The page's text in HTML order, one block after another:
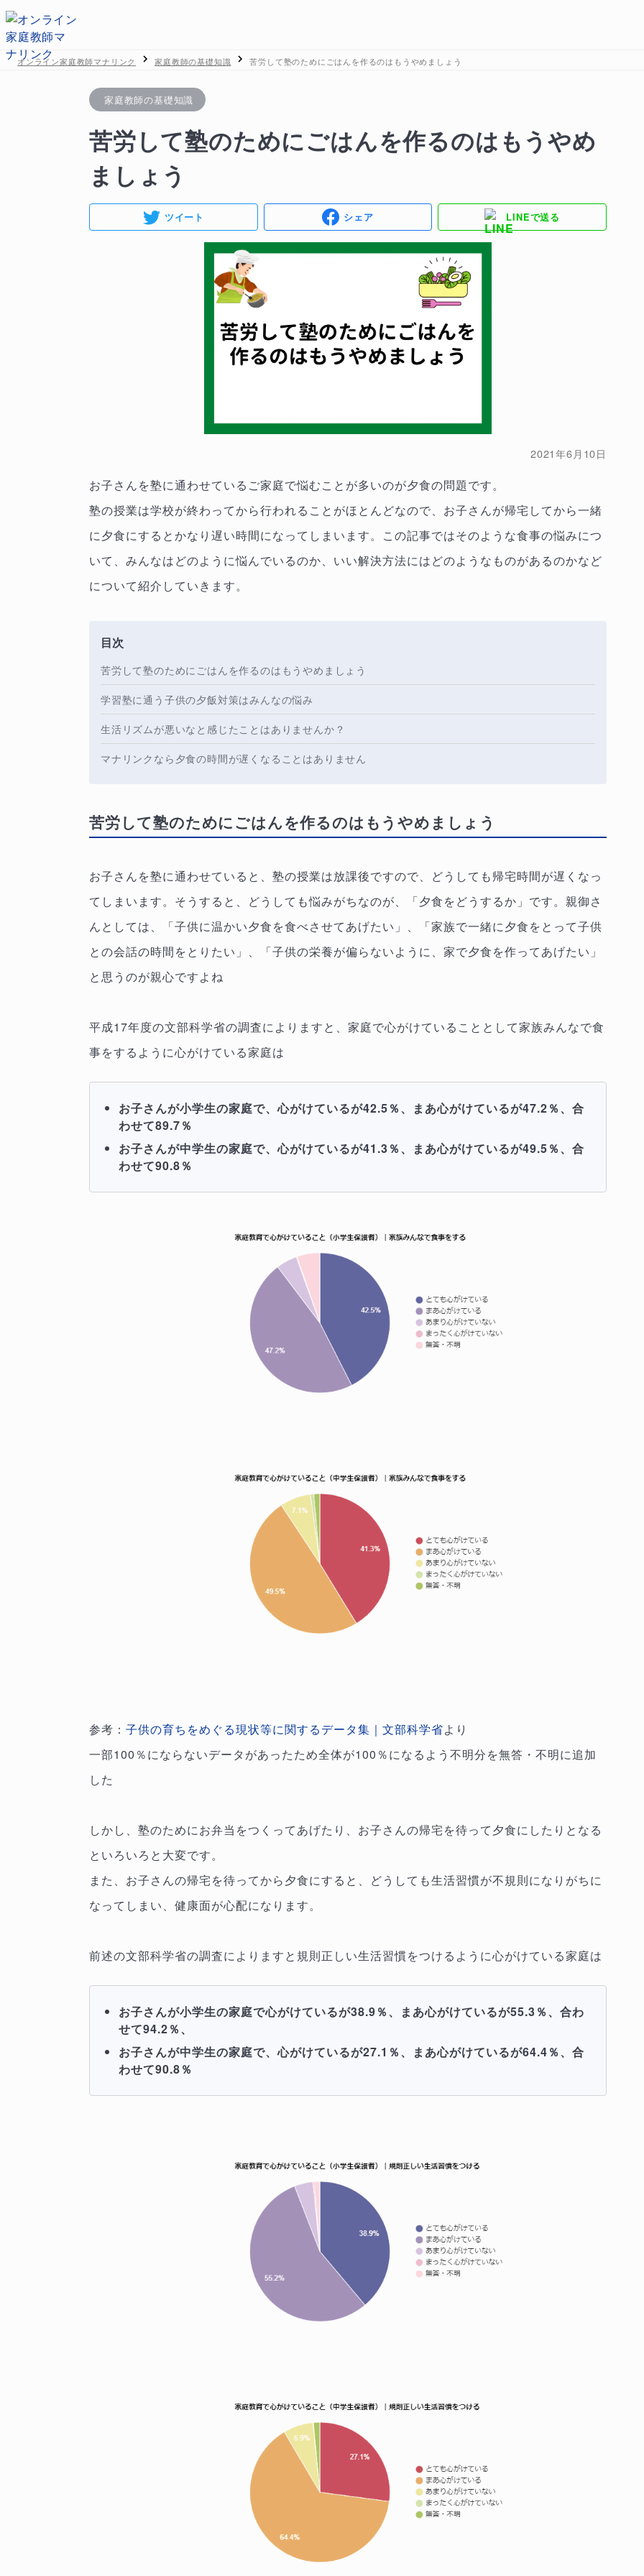
オンライン家庭教師マナリンク 家庭教師の基礎知識 苦労して塾のためにごはんを作るのはもうやめましょう
家庭教師の基礎知識
苦労して塾のためにごはんを作るのはもうやめ
ましょう
ツイート シェア LINEで送る
2021年6月10日
お子さんを塾に通わせているご家庭で悩むことが多いのが夕食の問題です。
塾の授業は学校が終わってから行われることがほとんどなので、お子さんが帰宅してから一緒
に夕食にするとかなり遅い時間になってしまいます。この記事ではそのような食事の悩みにつ
いて、みんなはどのように悩んでいるのか、いい解決方法にはどのようなものがあるのかなど
について紹介していきます。
目次
苦労して塾のためにごはんを作るのはもうやめましょう
学習塾に通う子供の夕飯対策はみんなの悩み
生活リズムが悪いなと感じたことはありませんか？
マナリンクなら夕食の時間が遅くなることはありません
苦労して塾のためにごはんを作るのはもうやめましょう
お子さんを塾に通わせていると、塾の授業は放課後ですので、どうしても帰宅時間が遅くなっ
てしまいます。そうすると、どうしても悩みがちなのが、「夕食をどうするか」です。親御さ
んとしては、「子供に温かい夕食を食べさせてあげたい」、「家族で一緒に夕食をとって子供
との会話の時間をとりたい」、「子供の栄養が偏らないように、家で夕食を作ってあげたい」
と思うのが親心ですよね
平成17年度の文部科学省の調査によりますと、家庭で心がけていることとして家族みんなで食
事をするように心がけている家庭は
お子さんが小学生の家庭で、心がけているが42.5％、まあ心がけているが47.2％、合
わせて89.7％
お子さんが中学生の家庭で、心がけているが41.3％、まあ心がけているが49.5％、合
わせて90.8％
参考： 子供の育ちをめぐる現状等に関するデータ集｜文部科学省より
一部100％にならないデータがあったため全体が100％になるよう不明分を無答・不明に追加
した
しかし、塾のためにお弁当をつくってあげたり、お子さんの帰宅を待って夕食にしたりとなる
といろいろと大変です。
また、お子さんの帰宅を待ってから夕食にすると、どうしても生活習慣が不規則になりがちに
なってしまい、健康面が心配になります。
前述の文部科学省の調査によりますと規則正しい生活習慣をつけるように心がけている家庭は
お子さんが小学生の家庭で心がけているが38.9％、まあ心がけているが55.3％、合わ
せて94.2％、
お子さんが中学生の家庭で、心がけているが27.1％、まあ心がけているが64.4％、合
わせて90.8％